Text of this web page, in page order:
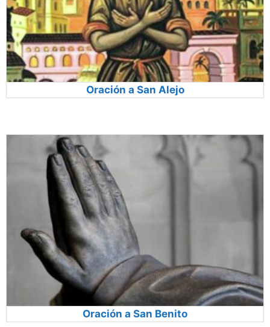
Oración a San Alejo
Oración a San Benito